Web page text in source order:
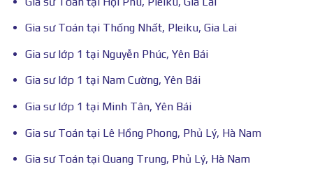
Gia sư Toán tại Thống Nhất, Pleiku, Gia Lai
Gia sư lớp 1 tại Nguyễn Phúc, Yên Bái
Gia sư lớp 1 tại Nam Cường, Yên Bái
Gia sư lớp 1 tại Minh Tân, Yên Bái
Gia sư Toán tại Lê Hồng Phong, Phủ Lý, Hà Nam
Gia sư Toán tại Quang Trung, Phủ Lý, Hà Nam